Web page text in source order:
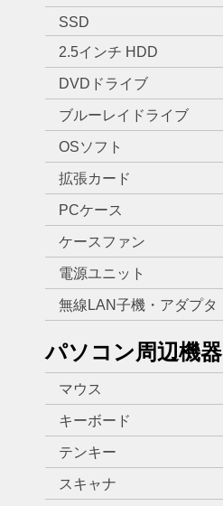
SSD
2.5インチ HDD
DVDドライブ
ブルーレイドライブ
OSソフト
拡張カード
PCケース
ケースファン
電源ユニット
無線LAN子機・アダプタ
パソコン周辺機器
マウス
キーボード
テンキー
スキャナ